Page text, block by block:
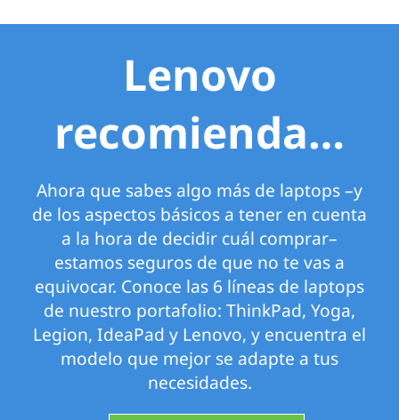
Lenovo
recomienda…
Ahora que sabes algo más de laptops –y
de los aspectos básicos a tener en cuenta
a la hora de decidir cuál comprar–
estamos seguros de que no te vas a
equivocar. Conoce las 6 líneas de laptops
de nuestro portafolio: ThinkPad, Yoga,
Legion, IdeaPad y Lenovo, y encuentra el
modelo que mejor se adapte a tus
necesidades.